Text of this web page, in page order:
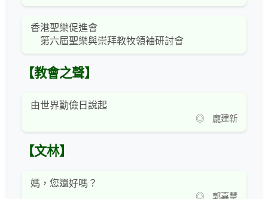
香港聖樂促進會
第六屆聖樂與崇拜教牧領袖研討會
【教會之聲】
由世界勤儉日說起
◎ 龐建新
【文林】
媽，您還好嗎？
◎ 郭嘉慧